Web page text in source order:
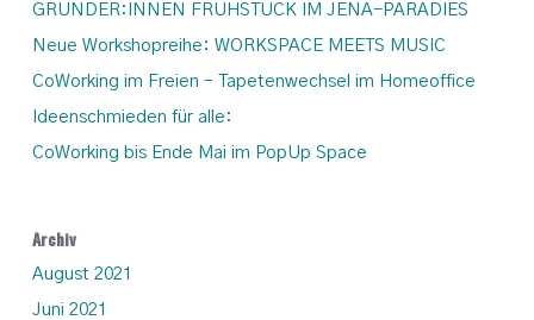
GRÜNDER:INNEN FRÜHSTÜCK IM JENA-PARADIES
Neue Workshopreihe: WORKSPACE MEETS MUSIC
CoWorking im Freien – Tapetenwechsel im Homeoffice
Ideenschmieden für alle:
CoWorking bis Ende Mai im PopUp Space
Archiv
August 2021
Juni 2021